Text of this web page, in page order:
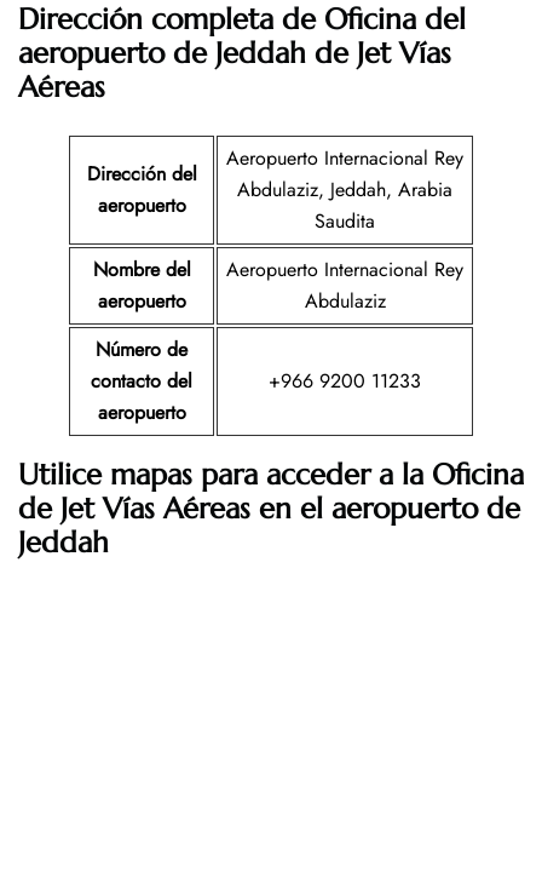
Dirección completa de Oficina del
aeropuerto de Jeddah de Jet Vías
Aéreas
Dirección del
aeropuerto
Aeropuerto Internacional Rey
Abdulaziz, Jeddah, Arabia
Saudita
Nombre del
aeropuerto
Aeropuerto Internacional Rey
Abdulaziz
Número de
contacto del
aeropuerto
+966 9200 11233
Utilice mapas para acceder a la Oficina
de Jet Vías Aéreas en el aeropuerto de
Jeddah